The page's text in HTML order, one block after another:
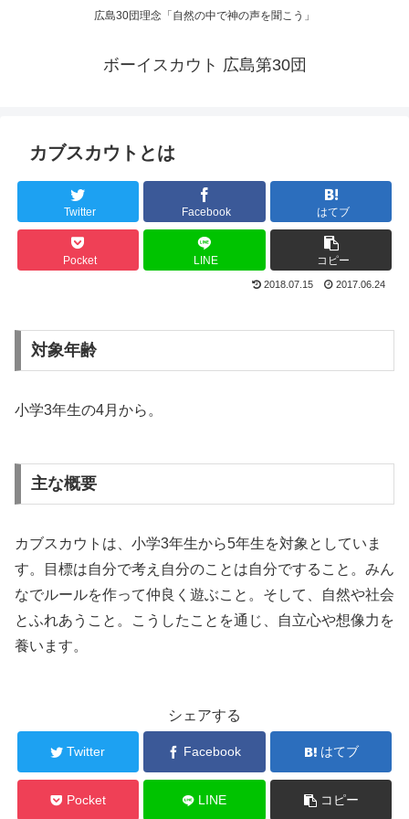
広島30団理念「自然の中で神の声を聞こう」
ボーイスカウト 広島第30団
カブスカウトとは
Twitter Facebook はてブ
Pocket LINE コピー
2018.07.15 2017.06.24
対象年齢
小学3年生の4月から。
主な概要
カブスカウトは、小学3年生から5年生を対象としていま
す。目標は自分で考え自分のことは自分ですること。みん
なでルールを作って仲良く遊ぶこと。そして、自然や社会
とふれあうこと。こうしたことを通じ、自立心や想像力を
養います。
シェアする
Twitter Facebook はてブ
Pocket LINE コピー